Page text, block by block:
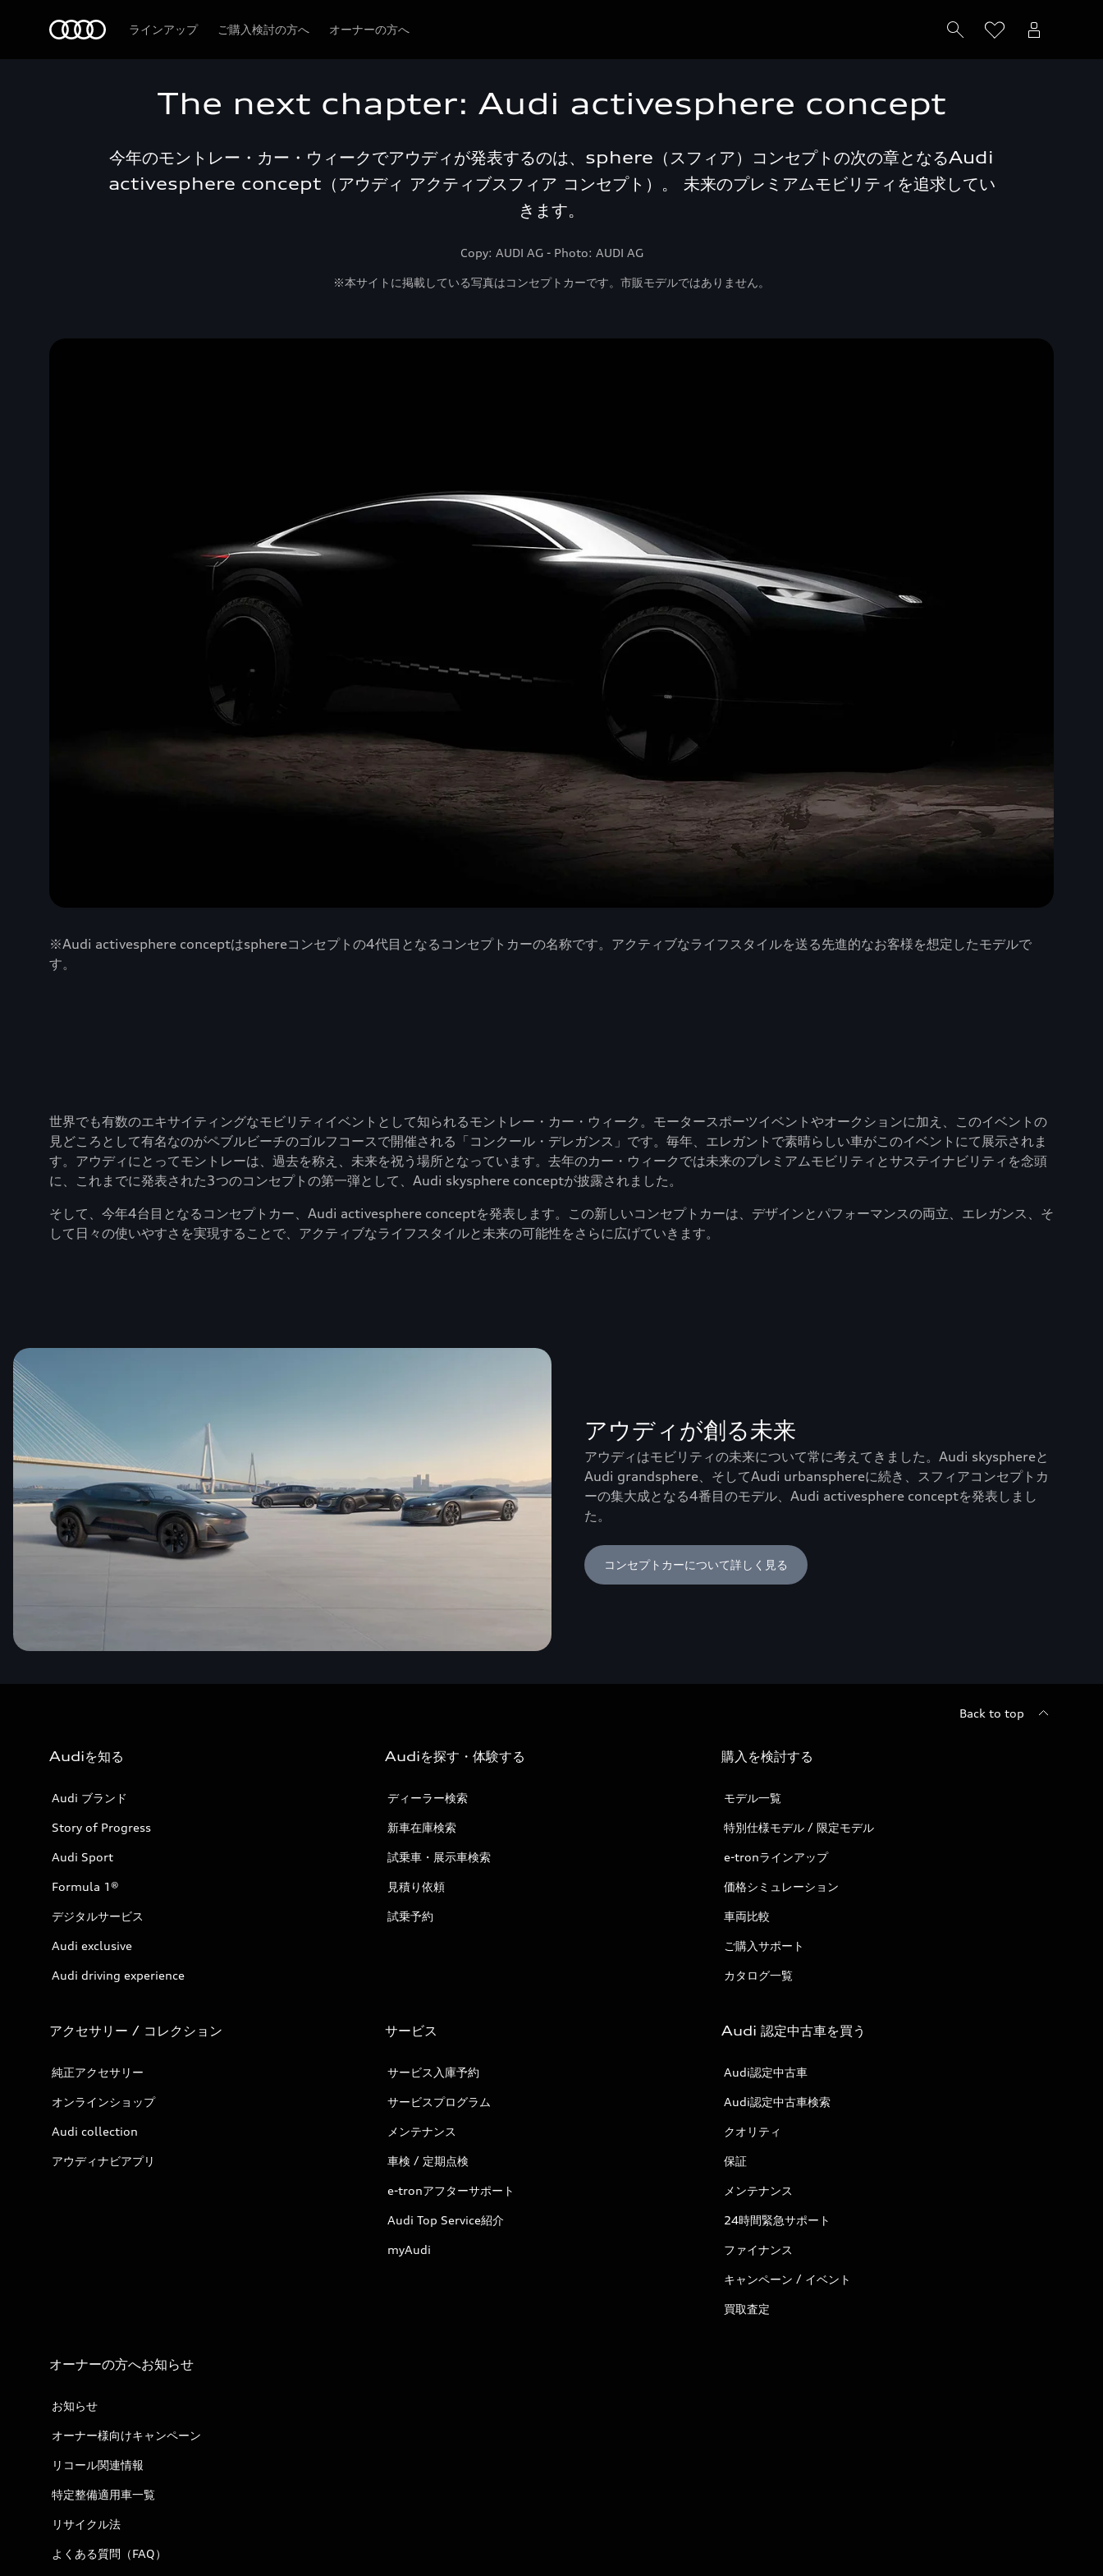
ラインアップ ご購入検討の方へ オーナーの方へ
The next chapter: Audi activesphere concept
今年のモントレー・カー・ウィークでアウディが発表するのは、sphere（スフィア）コンセプトの次の章となるAudi
activesphere concept（アウディ アクティブスフィア コンセプト）。 未来のプレミアムモビリティを追求してい
きます。
Copy: AUDI AG - Photo: AUDI AG
※本サイトに掲載している写真はコンセプトカーです。市販モデルではありません。
※Audi activesphere conceptはsphereコンセプトの4代目となるコンセプトカーの名称です。アクティブなライフスタイルを送る先進的なお客様を想定したモデルで
す。
世界でも有数のエキサイティングなモビリティイベントとして知られるモントレー・カー・ウィーク。モータースポーツイベントやオークションに加え、このイベントの
見どころとして有名なのがペブルビーチのゴルフコースで開催される「コンクール・デレガンス」です。毎年、エレガントで素晴らしい車がこのイベントにて展示されま
す。アウディにとってモントレーは、過去を称え、未来を祝う場所となっています。去年のカー・ウィークでは未来のプレミアムモビリティとサステイナビリティを念頭
に、これまでに発表された3つのコンセプトの第一弾として、Audi skysphere conceptが披露されました。
そして、今年4台目となるコンセプトカー、Audi activesphere conceptを発表します。この新しいコンセプトカーは、デザインとパフォーマンスの両立、エレガンス、そ
して日々の使いやすさを実現することで、アクティブなライフスタイルと未来の可能性をさらに広げていきます。
アウディが創る未来
アウディはモビリティの未来について常に考えてきました。Audi skysphereと
Audi grandsphere、そしてAudi urbansphereに続き、スフィアコンセプトカ
ーの集大成となる4番目のモデル、Audi activesphere conceptを発表しまし
た。
コンセプトカーについて詳しく見る
Back to top
Audiを知る
Audi ブランド
Story of Progress
Audi Sport
Formula 1®
デジタルサービス
Audi exclusive
Audi driving experience
Audiを探す・体験する
ディーラー検索
新車在庫検索
試乗車・展示車検索
見積り依頼
試乗予約
購入を検討する
モデル一覧
特別仕様モデル / 限定モデル
e-tronラインアップ
価格シミュレーション
車両比較
ご購入サポート
カタログ一覧
アクセサリー / コレクション
純正アクセサリー
オンラインショップ
Audi collection
アウディナビアプリ
サービス
サービス入庫予約
サービスプログラム
メンテナンス
車検 / 定期点検
e-tronアフターサポート
Audi Top Service紹介
myAudi
Audi 認定中古車を買う
Audi認定中古車
Audi認定中古車検索
クオリティ
保証
メンテナンス
24時間緊急サポート
ファイナンス
キャンペーン / イベント
買取査定
オーナーの方へお知らせ
お知らせ
オーナー様向けキャンペーン
リコール関連情報
特定整備適用車一覧
リサイクル法
よくある質問（FAQ）